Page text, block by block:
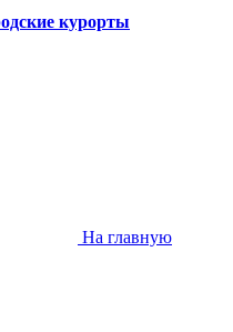
курорты
На главную